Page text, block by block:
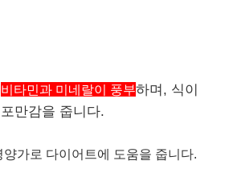
비타민과 미네랄이 풍부하며, 식이
만감을 줍니다.
양가로 다이어트에 도움을 줍니다.